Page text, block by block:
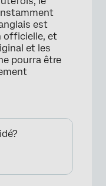
est
officielle, et
et les
pourra être